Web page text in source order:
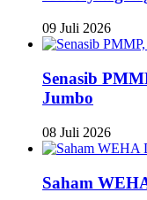
09 Juli 2026
Senasib
Jumbo
08 Juli 2026
Saham